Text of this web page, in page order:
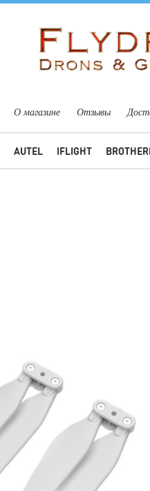
О магазине Отзывы
AUTEL IFLIGHT